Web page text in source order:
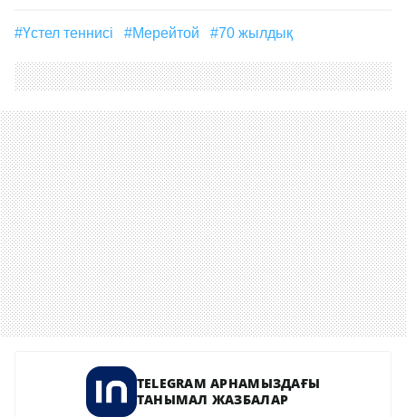
#үстел теннисі #мерейтой #70 жылдық